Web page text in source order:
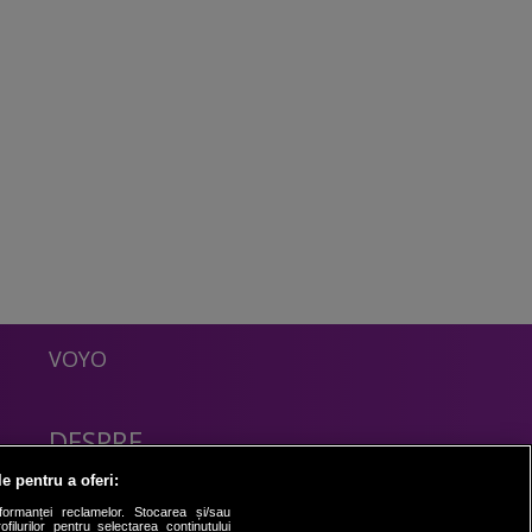
VOYO
DESPRE
Politica Confidentialitate
Contact
pentru a oferi:
reclamelor. Stocarea și/sau
pentru selectarea conținutului